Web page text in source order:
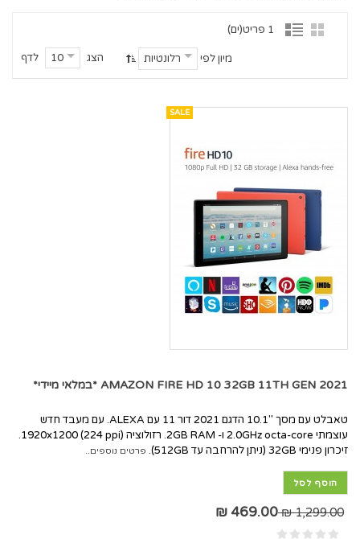
1 פריט(ים)
הצג 10 לדף מיון לפי רלונטיות
SALE
AMAZON FIRE HD 10 32GB 11TH GEN 2021 *במלאי מיידי*
טאבלט עם מסך ''10.1 הדגם 2021 דור 11 עם ALEXA. עם מעבד חדש
עוצמתי 2.0GHz octa-core ו- 2GB RAM. רזולוציה 1920x1200 (224 ppi).
זיכרון פנימי 32GB (ניתן להרחבה עד 512GB).
פרטים נוספים..
הוסף לסל
1,299.00 ₪
469.00 ₪